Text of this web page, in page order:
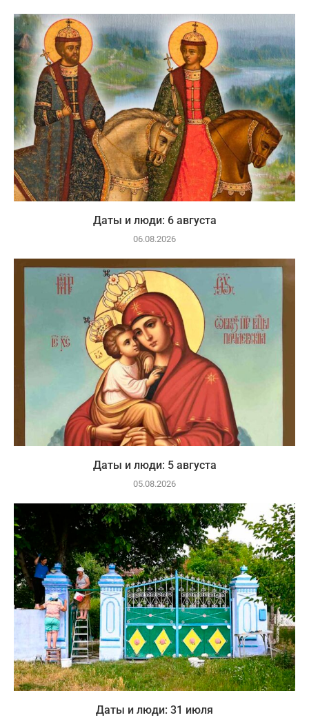
Даты и люди: 6 августа
06.08.2026
Даты и люди: 5 августа
05.08.2026
Даты и люди: 31 июля